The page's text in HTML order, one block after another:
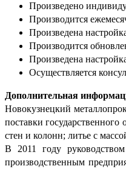
Произведено
Производится
Произведена
Производится
Произведена
Осуществляется
Дополнительная
Новокузнецкий
поставки
стен и колонн; литье с
В 2011 году
производственным